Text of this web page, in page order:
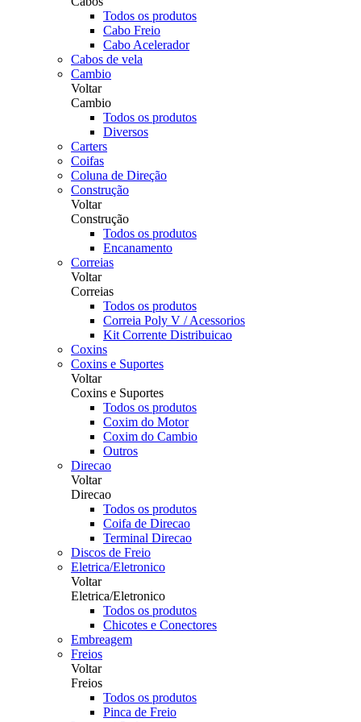
Todos os produtos
Cabo Freio
Cabo Acelerador
Cabos de vela
Cambio
Voltar
Cambio
Todos os produtos
Diversos
Carters
Coifas
Coluna de Direção
Construção
Voltar
Construção
Todos os produtos
Encanamento
Correias
Voltar
Correias
Todos os produtos
Correia Poly V / Acessorios
Kit Corrente Distribuicao
Coxins
Coxins e Suportes
Voltar
Coxins e Suportes
Todos os produtos
Coxim do Motor
Coxim do Cambio
Outros
Direcao
Voltar
Direcao
Todos os produtos
Coifa de Direcao
Terminal Direcao
Discos de Freio
Eletrica/Eletronico
Voltar
Eletrica/Eletronico
Todos os produtos
Chicotes e Conectores
Embreagem
Freios
Voltar
Freios
Todos os produtos
Pinca de Freio